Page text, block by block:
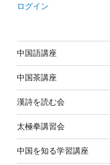
ログイン
中国語講座
中国茶講座
漢詩を読む会
太極拳講習会
中国を知る学習講座